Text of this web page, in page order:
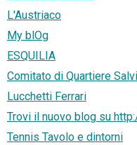
L'Austriaco
My blOg
ESQUILIA
Comitato di Quartiere
Lucchetti Ferrari
Trovi il nuovo blog su
Tennis Tavolo e dintorni